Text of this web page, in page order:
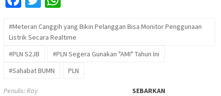
#Meteran Canggih yang Bikin Pelanggan Bisa Monitor Penggunaan
Listrik Secara Realtime
#PLN S2JB
#PLN Segera Gunakan "AMI" Tahun Ini
#Sahabat BUMN
PLN
Penulis: Ray
SEBARKAN